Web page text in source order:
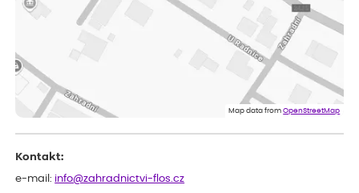
ověřený nákup
Jsem spokojená a budu vás doporučovat.
Vratislav
Spokojenost rostlina dorazila vpořádku
Map data fromOpenStreetMap
Kontakt:
e-mail: info@zahradnictvi-flos.cz